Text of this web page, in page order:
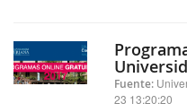
Fuente:
23 13:20:20